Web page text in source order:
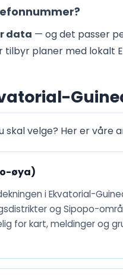
data — og det passer
planer med lokalt
skal velge? Her er våre
øya)
i Ekvatorial-
og Sipopo-
for kart, meldinger og